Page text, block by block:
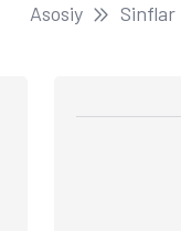
Asosiy Sinflar